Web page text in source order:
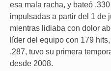
esa mala racha, y bateó
impulsadas a partir del 1 de
mientras lidiaba con dolor
líder del equipo con 179
.287, tuvo su primera
desde 2008.